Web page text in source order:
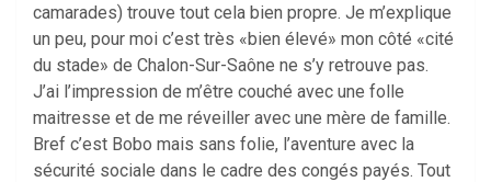
camarades) trouve tout cela bien propre. Je m’explique
un peu, pour moi c’est très «bien élevé» mon côté «cité
du stade» de Chalon-Sur-Saône ne s’y retrouve pas.
J’ai l’impression de m’être couché avec une folle
maitresse et de me réveiller avec une mère de famille.
Bref c’est Bobo mais sans folie, l’aventure avec la
sécurité sociale dans le cadre des congés payés. Tout